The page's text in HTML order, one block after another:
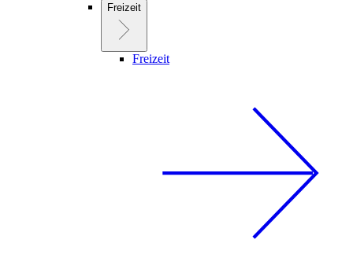
Freizeit
Freizeit